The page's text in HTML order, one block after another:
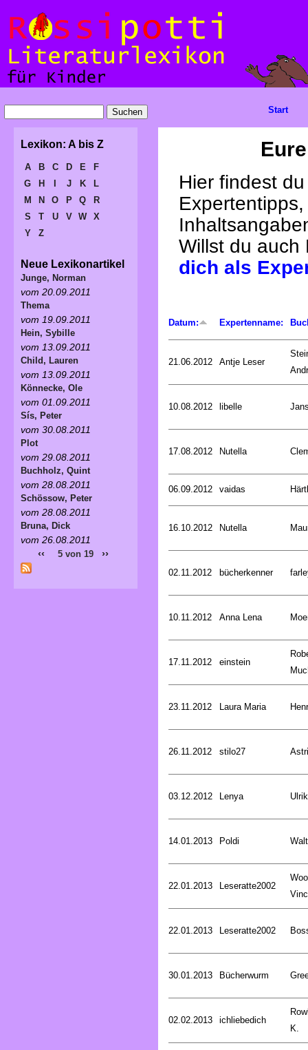
Hier findest
Willst du
dich als
Datum: Expertenname:
21.06.2012 Antje Leser
10.08.2012 libelle
17.08.2012 Nutella
06.09.2012 vaidas
16.10.2012 Nutella
02.11.2012 bücherkenner
10.11.2012 Anna Lena
17.11.2012 einstein
23.11.2012 Laura Maria
26.11.2012 stilo27
03.12.2012 Lenya
14.01.2013 Poldi
22.01.2013 Leseratte2002
22.01.2013 Leseratte2002
30.01.2013 Bücherwurm
02.02.2013 ichliebedich
K.
Start
Lexikon: A bis Z
A B C D E
F
G
H J K
L
M
N O P Q
R
S
T U V W
X
Y
Z
Neue Lexikonartikel
Junge, Norman
vom 20.09.2011
Thema
vom 19.09.2011
Hein, Sybille
vom 13.09.2011
Child, Lauren
vom 13.09.2011
Könnecke, Ole
vom 01.09.2011
Sís, Peter
vom 30.08.2011
Plot
vom 29.08.2011
Buchholz, Quint
vom 28.08.2011
Schössow, Peter
vom 28.08.2011
Bruna, Dick
vom 26.08.2011
‹‹ 5 von 19 ››